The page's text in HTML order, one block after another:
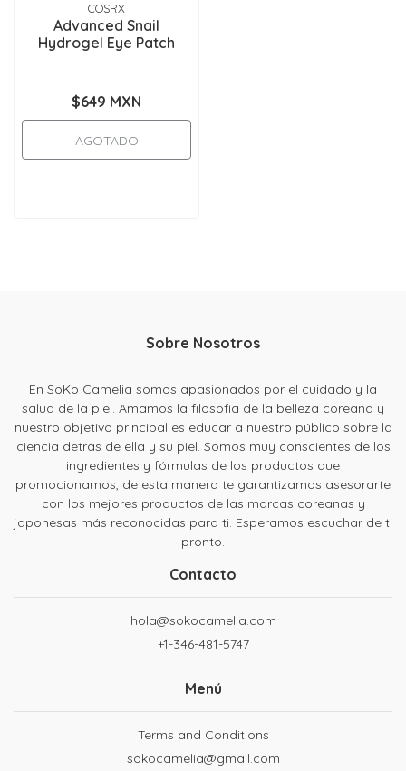
COSRX
Advanced Snail
Hydrogel Eye Patch
$649 MXN
AGOTADO
Sobre Nosotros
En SoKo Camelia somos apasionados por el cuidado y la
salud de la piel. Amamos la filosofía de la belleza coreana y
nuestro objetivo principal es educar a nuestro público sobre la
ciencia detrás de ella y su piel. Somos muy conscientes de los
ingredientes y fórmulas de los productos que
promocionamos, de esta manera te garantizamos asesorarte
con los mejores productos de las marcas coreanas y
japonesas más reconocidas para ti. Esperamos escuchar de ti
pronto.
Contacto
hola@sokocamelia.com
+1-346-481-5747
Menú
Terms and Conditions
sokocamelia@gmail.com